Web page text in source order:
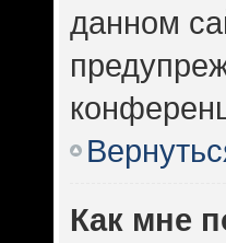
данном
Как мне